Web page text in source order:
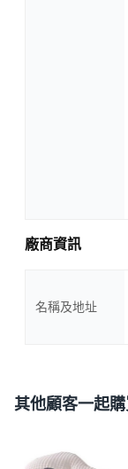
廠商資訊
名稱及地址
其他顧客一起